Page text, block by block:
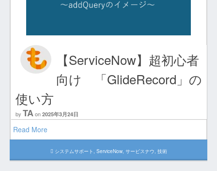
【ServiceNow】超初心者
向け 「GlideRecord」の
使い方
by TA on 2025年3月24日
Read More
システムサポート , ServiceNow, サービスナウ, 技術